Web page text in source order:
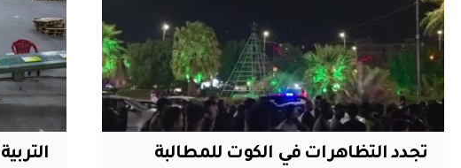
تجدد التظاهرات في الكوت للمطالبة